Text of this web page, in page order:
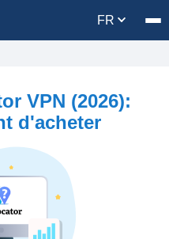
FR
VPN (2026):
d'acheter